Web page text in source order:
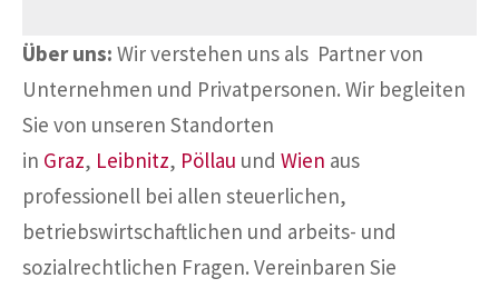
Über uns: Wir verstehen uns als Partner von
Unternehmen und Privatpersonen. Wir begleiten
Sie von unseren Standorten
in Graz, Leibnitz, Pöllau und Wien aus
professionell bei allen steuerlichen,
betriebswirtschaftlichen und arbeits- und
sozialrechtlichen Fragen. Vereinbaren Sie